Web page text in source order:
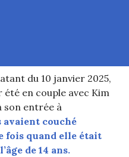
du 10 janvier 2025,
été en couple avec Kim
son entrée à
avaient couché
fois quand elle était
de 14 ans.